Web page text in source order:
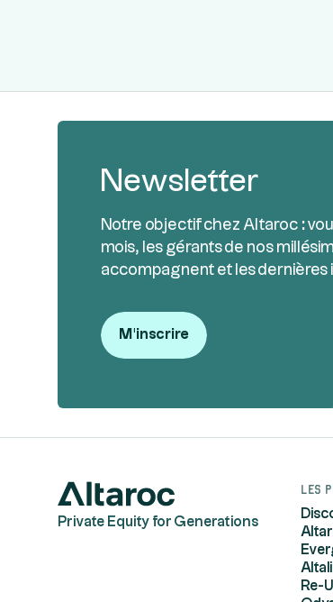
Newsletter
Notre objectif chez Altaroc :
mois, les gérants de nos
accompagnent et les dernières
M'inscrire
Private Equity for Generations
Les
Re-